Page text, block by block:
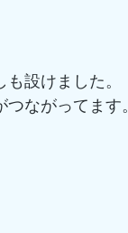
設けました。
ながってます。